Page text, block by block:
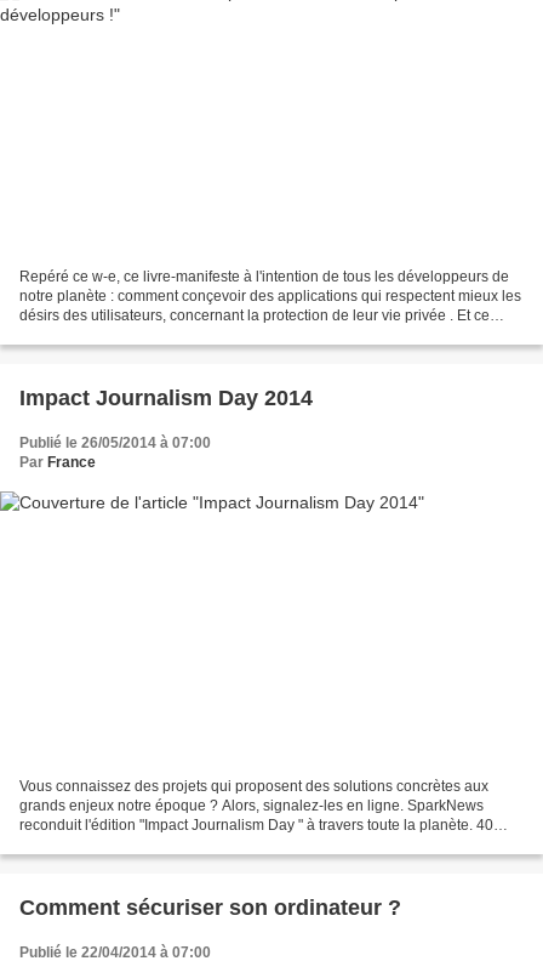
Repéré ce w-e, ce livre-manifeste à l'intention de tous les développeurs de
notre planète : comment conçevoir des applications qui respectent mieux les
désirs des utilisateurs, concernant la protection de leur vie privée . Et ce
Impact Journalism Day 2014
Publié le 26/05/2014 à 07:00
Par France
Vous connaissez des projets qui proposent des solutions concrètes aux
grands enjeux notre époque ? Alors, signalez-les en ligne. SparkNews
reconduit l'édition "Impact Journalism Day " à travers toute la planète. 40
Comment sécuriser son ordinateur ?
Publié le 22/04/2014 à 07:00